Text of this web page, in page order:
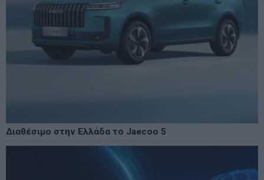
Διαθέσιμο στην Ελλάδα το Jaecoo 5